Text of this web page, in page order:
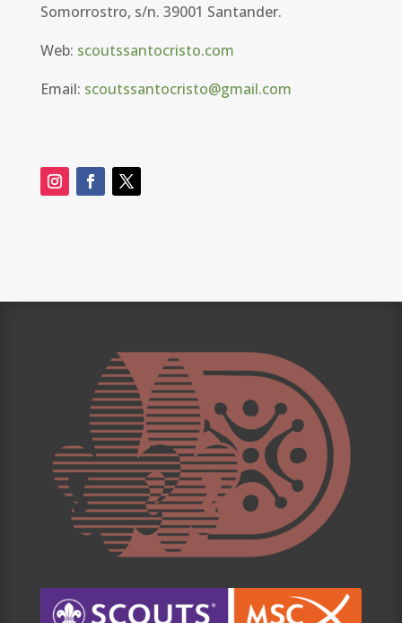
Somorrostro, s/n. 39001 Santander.
Web: scoutssantocristo.com
Email: scoutssantocristo@gmail.com